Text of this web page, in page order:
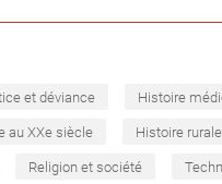
et déviance Histoire
au XXe siècle Histoire rurale
Religion et société